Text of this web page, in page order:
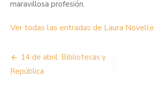
maravillosa profesión.
Ver todas las entradas de Laura Novelle
Navegación
de
14 de abril: Bibliotecas y
República